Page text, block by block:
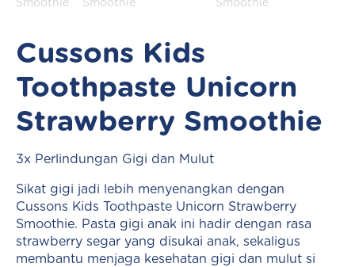
Cussons Kids
Toothpaste Unicorn
Strawberry Smoothie
3x Perlindungan Gigi dan Mulut
Sikat gigi jadi lebih menyenangkan dengan
Cussons Kids Toothpaste Unicorn Strawberry
Smoothie. Pasta gigi anak ini hadir dengan rasa
strawberry segar yang disukai anak, sekaligus
membantu menjaga kesehatan gigi dan mulut si